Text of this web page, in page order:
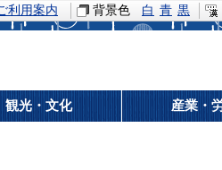
利用案内 背景色 白 青 黒
観光・文化 産業・